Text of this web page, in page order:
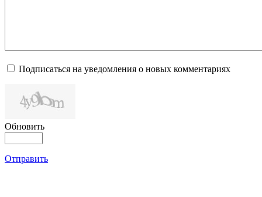
Подписаться на уведомления о новых комментариях
Обновить
Отправить